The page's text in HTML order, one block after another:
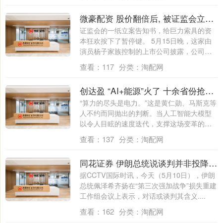
微豪配资 股价翻倍后, 被证监会立案! 巨力索具的“航天故事”讲不下去了
证监会的一纸立案告知书，给巨力索具的资
本狂欢按下了暂停键。 5月15日晚，这家由
演员杨子家族控制的上市公司披露，公司已
被....
查看： 117 分类： 淘配网
创达盈 “AI+能源”火了 十余省份抢跑，绿电直连落地还差几步？
“算力的尽头是电力。”这是黄仁勋、马斯克等
人不约而同抛出的判断。当人工智能大模型
以令人目眩的速度迭代，支撑这场变革的不
仅....
查看： 137 分类： 淘配网
同花证券 伊朗总统说谈判并非投降或撤退
据CCTV国际时讯，今天（5月10日），伊朗
总统佩泽希齐扬在“第三次强加战争”损失重建
工作组会议上表示，对话或谈判其含义....
查看： 162 分类： 淘配网